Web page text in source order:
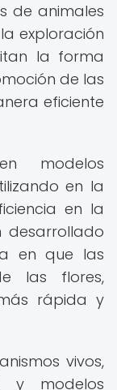
de animales
exploración
la forma
de las
eficiente
modelos
en la
en la
desarrollado
en que las
las flores,
rápida y
vivos,
y modelos